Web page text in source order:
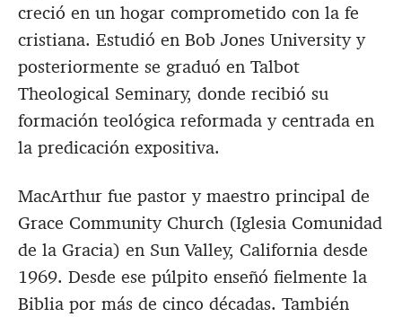
creció en un hogar comprometido con la fe
cristiana. Estudió en Bob Jones University y
posteriormente se graduó en Talbot
Theological Seminary, donde recibió su
formación teológica reformada y centrada en
la predicación expositiva.
MacArthur fue pastor y maestro principal de
Grace Community Church (Iglesia Comunidad
de la Gracia) en Sun Valley, California desde
1969. Desde ese púlpito enseñó fielmente la
Biblia por más de cinco décadas. También